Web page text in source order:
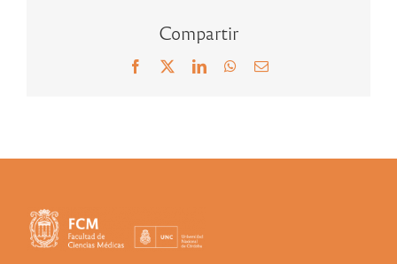
Compartir
Facebook LinkedInWhatsApp
Correo